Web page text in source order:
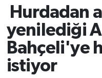
Hurdadan
yenilediği
Bahçeli'ye
istiyor
Süper Lig Puan
Tüm Manşetler
Son Dakika